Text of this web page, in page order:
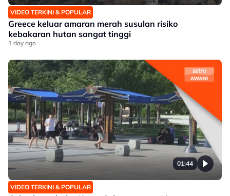
VIDEO TERKINI & POPULAR
Greece keluar amaran merah susulan risiko
kebakaran hutan sangat tinggi
1 day ago
01:44
VIDEO TERKINI & POPULAR